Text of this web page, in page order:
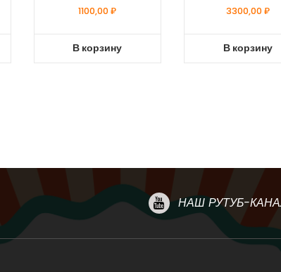
1100,00₽
В корзину
3300,00₽
В корзину
НАШ РУТУБ-